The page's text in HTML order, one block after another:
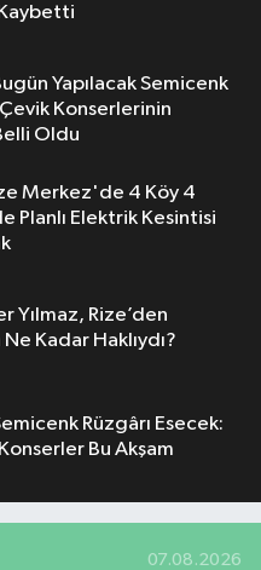
Kaybetti
Yapılacak Semicenk
Konserlerinin
Oldu
Merkez'de 4 Köy 4
Planlı Elektrik Kesintisi
Yılmaz, Rize’den
Ne Kadar Haklıydı?
Rüzgârı Esecek:
Bu Akşam
07.08.2026